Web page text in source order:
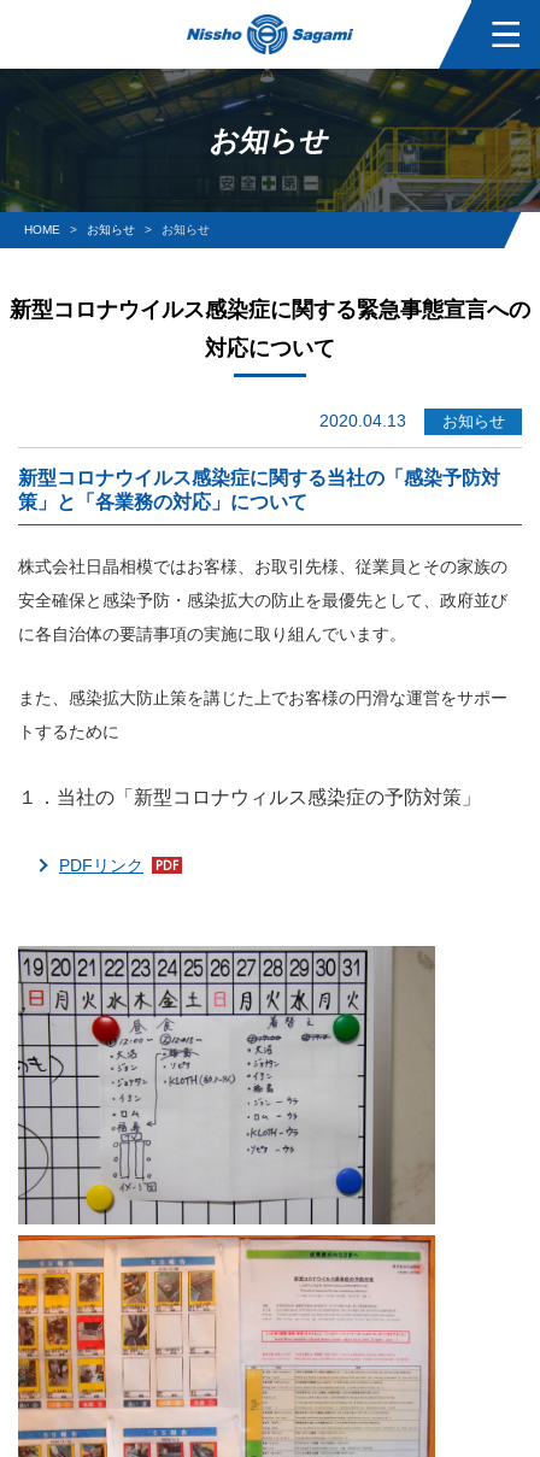
お知らせ
HOME お知らせ お知らせ
新型コロナウイルス感染症に関する緊急事態宣言への
対応について
2020.04.13 お知らせ
新型コロナウイルス感染症に関する当社の「感染予防対
策」と「各業務の対応」について
株式会社日晶相模ではお客様、お取引先様、従業員とその家族の
安全確保と感染予防・感染拡大の防止を最優先として、政府並び
に各自治体の要請事項の実施に取り組んでいます。
また、感染拡大防止策を講じた上でお客様の円滑な運営をサポー
トするために
１．当社の「新型コロナウィルス感染症の予防対策」
PDFリンク